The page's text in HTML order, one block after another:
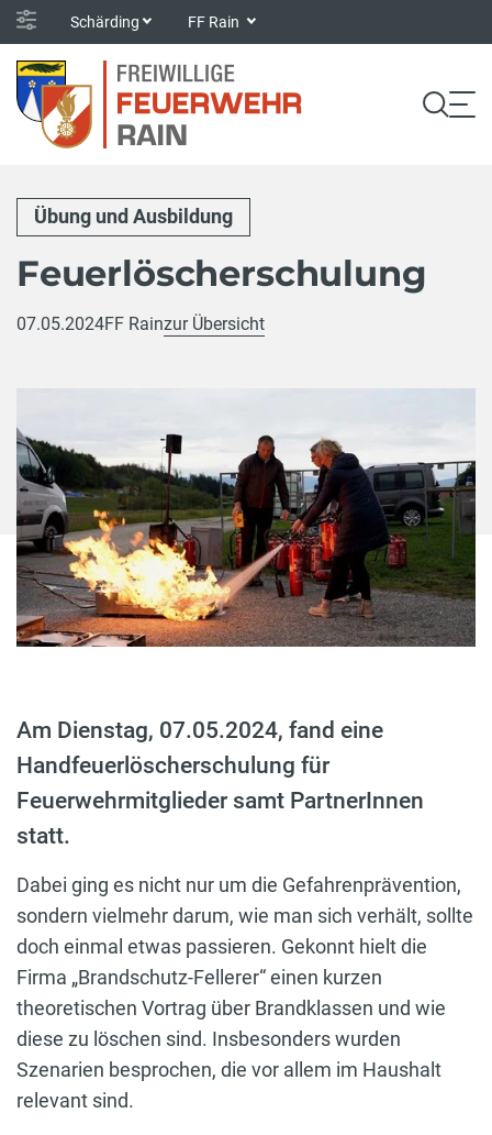
Schärding FF Rain
Übung und Ausbildung
Feuerlöscherschulung
07.05.2024FF Rainzur Übersicht
Am Dienstag, 07.05.2024, fand eine
Handfeuerlöscherschulung für
Feuerwehrmitglieder samt PartnerInnen
statt.
Dabei ging es nicht nur um die Gefahrenprävention,
sondern vielmehr darum, wie man sich verhält, sollte
doch einmal etwas passieren. Gekonnt hielt die
Firma „Brandschutz-Fellerer“ einen kurzen
theoretischen Vortrag über Brandklassen und wie
diese zu löschen sind. Insbesonders wurden
Szenarien besprochen, die vor allem im Haushalt
relevant sind.